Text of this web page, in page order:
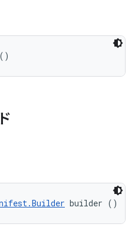
builder ()